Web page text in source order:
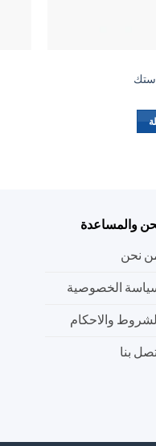
والمساعدة
نحن
الخصوصية
والاحكام
بنا